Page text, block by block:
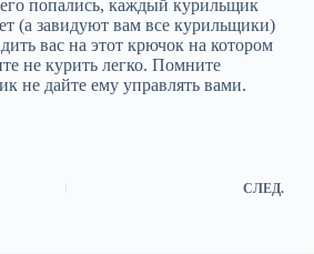
попались, каждый курильщик
(а завидуют вам все курильщики)
вас на этот крючок на котором
не курить легко. Помните
не дайте ему управлять вами.
СЛЕД.